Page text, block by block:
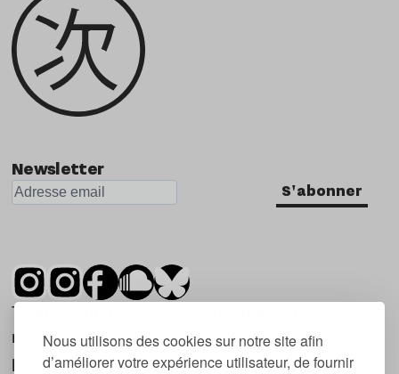
Nous utilisons des cookies sur notre site afin
d’améliorer votre expérience utilisateur, de fournir
Newsletter
S'abonner
Tsugi est un mensuel indépendant sur la
musique et les nouvelles tendances, dont la
première parution date de 2007.